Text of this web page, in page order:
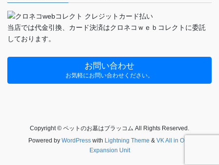
当店では代金引換、カード決済はクロネコｗｅｂコレクトに委託
しております。
お問い合わせ
お気軽にお問い合わせください。
Copyright © ペットのお墓はブラッコム All Rights Reserved.
Powered by WordPresswith Lightning Theme & VK All in One
Expansion Unit